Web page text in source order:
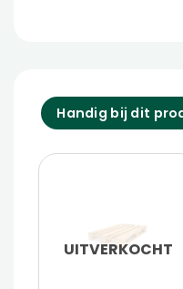
Handig bij dit
UITVERKOCHT